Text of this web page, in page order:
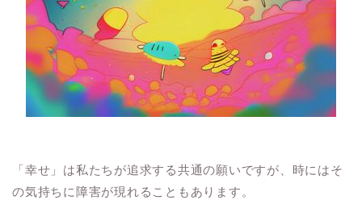
「幸せ」は私たちが追求する共通の願いですが、時にはそ
の気持ちに障害が現れることもあります。